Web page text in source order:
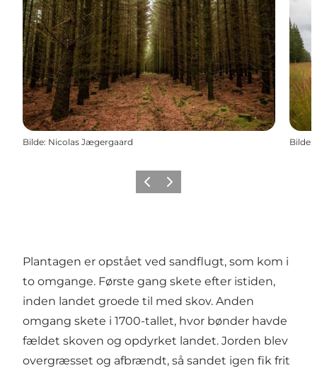
Bilde: Nicolas Jægergaard Bilde:
ForrigeNeste
Plantagen er opstået ved sandflugt, som kom i
to omgange. Første gang skete efter istiden,
inden landet groede til med skov. Anden
omgang skete i 1700-tallet, hvor bønder havde
fældet skoven og opdyrket landet. Jorden blev
overgræsset og afbrændt, så sandet igen fik frit